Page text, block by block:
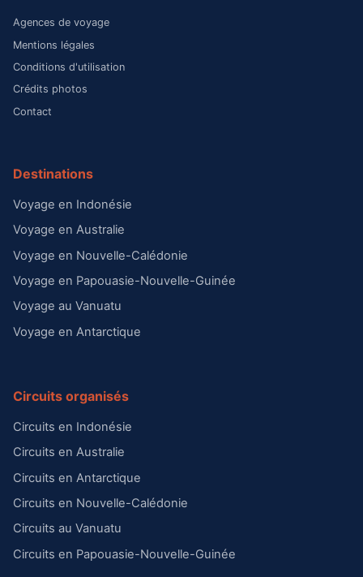
Agences de voyage
Mentions légales
Conditions d'utilisation
Crédits photos
Contact
Destinations
Voyage en Indonésie
Voyage en Australie
Voyage en Nouvelle-Calédonie
Voyage en Papouasie-Nouvelle-Guinée
Voyage au Vanuatu
Voyage en Antarctique
Circuits organisés
Circuits en Indonésie
Circuits en Australie
Circuits en Antarctique
Circuits en Nouvelle-Calédonie
Circuits au Vanuatu
Circuits en Papouasie-Nouvelle-Guinée